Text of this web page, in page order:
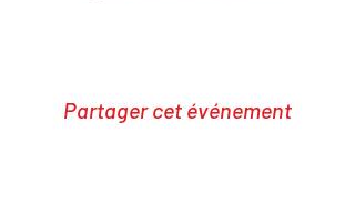
Partager cet événement